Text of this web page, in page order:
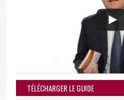
TÉLÉCHARGER LE GUIDE